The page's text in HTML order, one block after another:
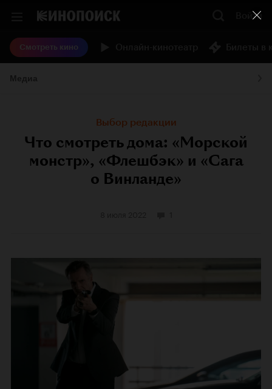
Войти
Смотреть кино
Выбор редакции
Что смотреть дома: «Морской
монстр», «Флешбэк» и «Сага
о Винланде»